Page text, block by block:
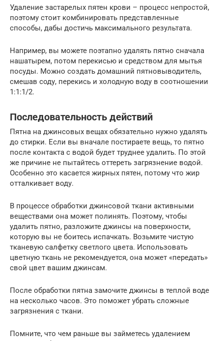
Удаление застарелых пятен крови – процесс непростой,
поэтому стоит комбинировать представленные
способы, дабы достичь максимального результата.
Например, вы можете поэтапно удалять пятно сначала
нашатырем, потом перекисью и средством для мытья
посуды. Можно создать домашний пятновыводитель,
смешав соду, перекись и холодную воду в соотношении
1:1:1/2.
Последовательность действий
Пятна на джинсовых вещах обязательно нужно удалять
до стирки. Если вы вначале постираете вещь, то пятно
после контакта с водой будет труднее удалить. По этой
же причине не пытайтесь оттереть загрязнение водой.
Особенно это касается жирных пятен, потому что жир
отталкивает воду.
В процессе обработки джинсовой ткани активными
веществами она может полинять. Поэтому, чтобы
удалить пятно, разложите джинсы на поверхности,
которую вы не боитесь испачкать. Возьмите чистую
тканевую салфетку светлого цвета. Использовать
цветную ткань не рекомендуется, она может «передать»
свой цвет вашим джинсам.
После обработки пятна замочите джинсы в теплой воде
на несколько часов. Это поможет убрать сложные
загрязнения с ткани.
Помните, что чем раньше вы займетесь удалением